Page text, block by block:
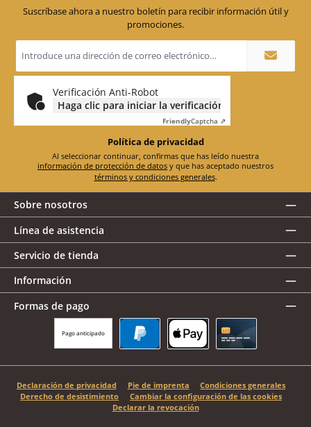
Suscríbase ahora a nuestro boletín para recibir información útil y
promociones.
de
electrónico
Verificación Anti-Robot
Haga clic para iniciar la verificación
FriendlyCaptcha ⇗
Política de privacidad
información de protección de datos
términos y condiciones generales.
Sobre nosotros
Línea de asistencia
Servicio de tienda
Información
Formas de pago
Pago anticipado
Declaración de privacidad Pie de imprenta
Condiciones generales
Derecho de desistimiento
Cambiar la configuración de las cookies
Declarar la revocación